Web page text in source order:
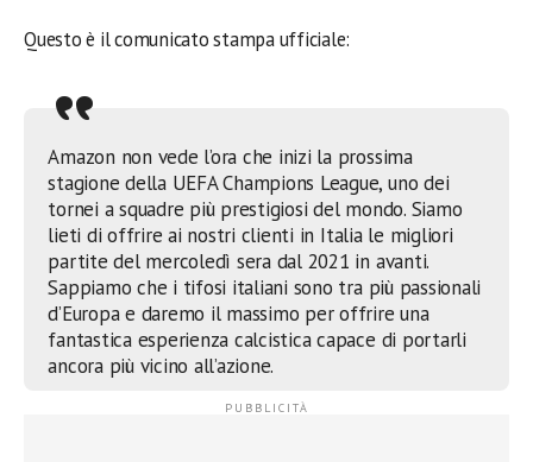
Questo è il comunicato stampa ufficiale:
Amazon non vede l’ora che inizi la prossima
stagione della UEFA Champions League, uno dei
tornei a squadre più prestigiosi del mondo. Siamo
lieti di offrire ai nostri clienti in Italia le migliori
partite del mercoledì sera dal 2021 in avanti.
Sappiamo che i tifosi italiani sono tra più passionali
d’Europa e daremo il massimo per offrire una
fantastica esperienza calcistica capace di portarli
ancora più vicino all’azione.